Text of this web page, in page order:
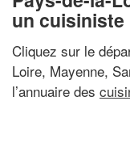
un cuisiniste
Cliquez sur le
Loire, Mayenne,
l’annuaire des